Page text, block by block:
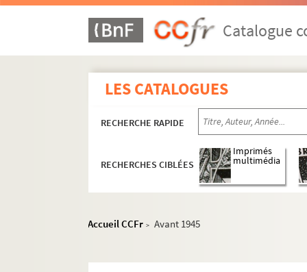
Catalogue
LES CATALOGUES
RECHERCHE RAPIDE
RECHERCHES CIBLÉES
Imprimés
multimédia
Accueil CCFr > Avant 1945
5e arrondissement
13e arrondissement